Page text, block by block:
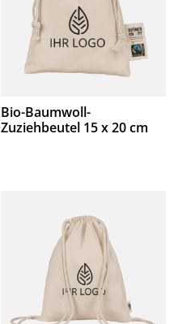
Bio-Baumwoll-
Zuziehbeutel 15 x 20 cm